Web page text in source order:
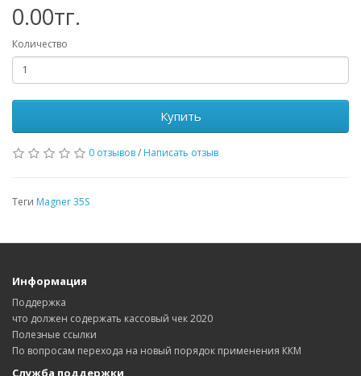
0.00тг.
Количество
Купить
0 отзывов/ Написать отзыв
Теги Magner 35S
Информация
Поддержка
что должен содержать кассовый чек 2020
Полезные ссылки
По вопросам перехода на новый порядок применения ККМ
Служба поддержки